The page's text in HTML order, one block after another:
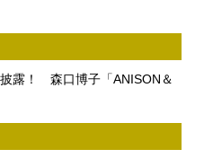
露！ 森口博子「ANISON＆